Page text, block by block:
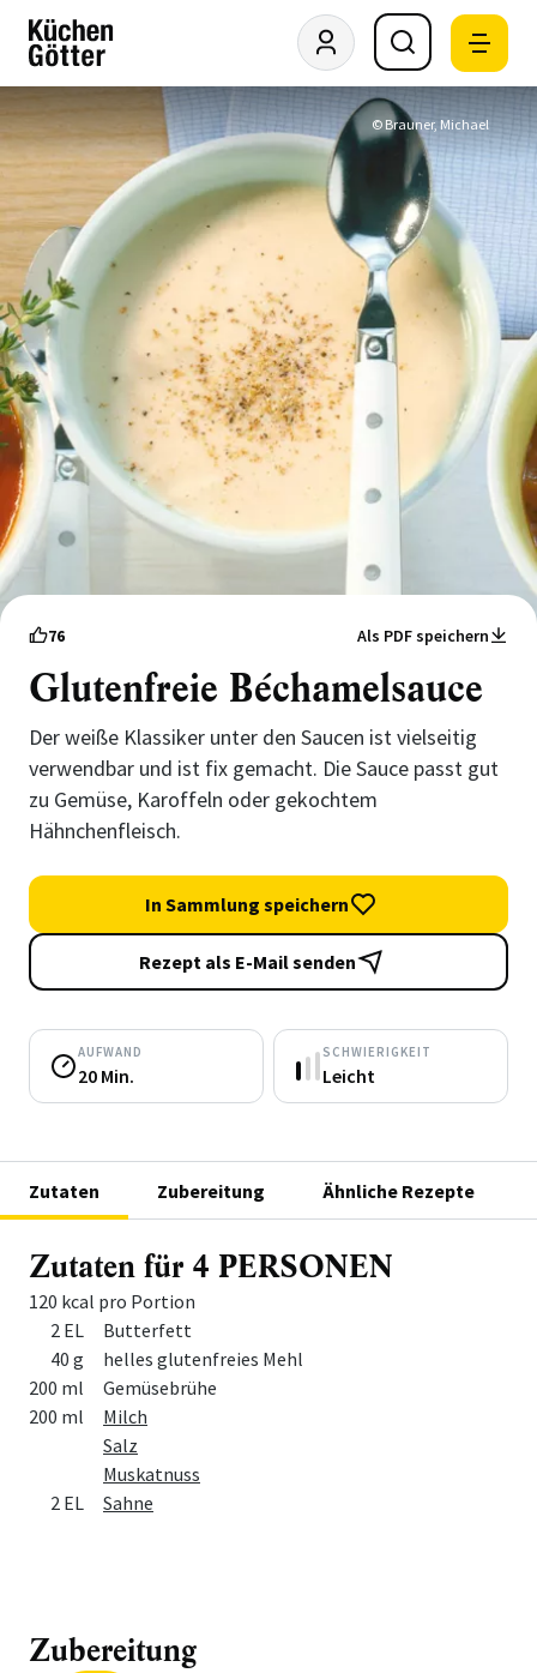
© Brauner, Michael
76 Als PDF speichern
Glutenfreie Béchamelsauce
Der weiße Klassiker unter den Saucen ist vielseitig
verwendbar und ist fix gemacht. Die Sauce passt gut
zu Gemüse, Karoffeln oder gekochtem
Hähnchenfleisch.
In Sammlung speichern
Rezept als E-Mail senden
AUFWAND
20 Min.
SCHWIERIGKEIT
Leicht
Zutaten Zubereitung Ähnliche Rezepte
Zutaten für 4 PERSONEN
120 kcal pro Portion
Menge Zutat
2 EL
Butterfett
40 g
helles glutenfreies Mehl
200 ml
Gemüsebrühe
200 ml
Milch
Salz
Muskatnuss
2 EL
Sahne
Zubereitung